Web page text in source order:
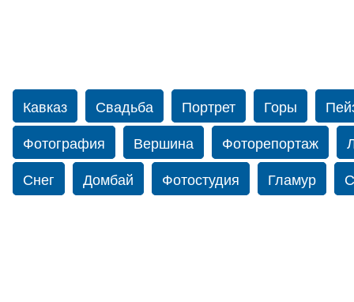
Кавказ Свадьба Портрет Горы
Фотография
Вершина Фоторепортаж
Снег
Домбай Фотостудия Гламур